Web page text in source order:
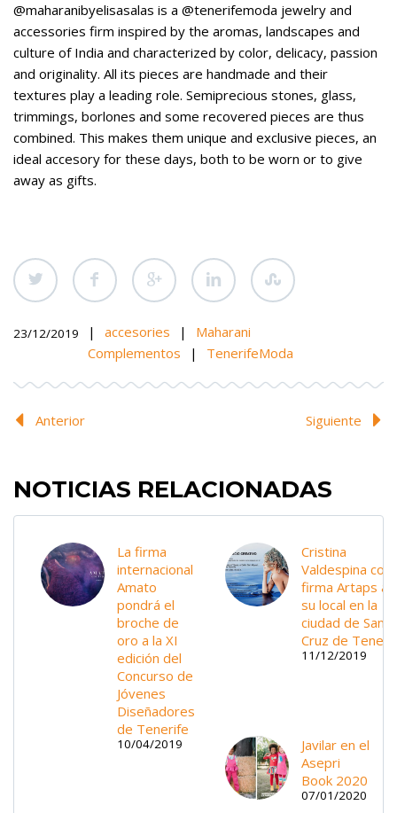
@maharanibyelisasalas is a @tenerifemoda jewelry and
accessories firm inspired by the aromas, landscapes and
culture of India and characterized by color, delicacy, passion
and originality. All its pieces are handmade and their
textures play a leading role. Semiprecious stones, glass,
trimmings, borlones and some recovered pieces are thus
combined. This makes them unique and exclusive pieces, an
ideal accesory for these days, both to be worn or to give
away as gifts.
23/12/2019 | accesories |
Maharani
Complementos
| TenerifeModa
Anterior Siguiente
NOTICIAS RELACIONADAS
La firma
internacional
Amato
pondrá el
broche de
oro a la XI
edición del
Concurso de
Jóvenes
Diseñadores
de Tenerife
10/04/2019
Cristina
Valdespina con
firma Artaps
su local en la
ciudad de Santa
Cruz de
11/12/2019
Javilar en el
Asepri
Book 2020
07/01/2020